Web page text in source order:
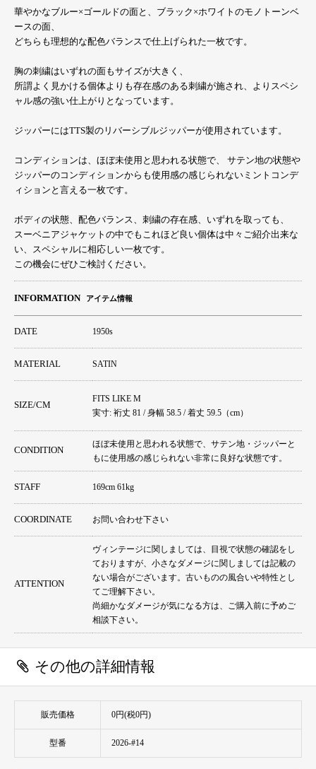
華やかなブルー×ゴールドの面と、ブラック×ホワイトのモノトーンベ
ースの面、
どちらも理想的な配色バランスで仕上げられた一枚です。
胸の刺繍はいずれの面もサイズが大きく、
所謂よく見かける個体よりも存在感のある刺繍が施され、よりスペシ
ャル感の強い仕上がりとなっています。
ジッパーにはTTS製のリバーシブルジッパーが使用されています。
コンディションは、ほぼ未使用と思われる状態で、 サテン地の状態や
ジッパーのコンディションからも使用感の感じられないミントコンデ
ィションと言える一枚です。
ボディの状態、配色バランス、刺繍の存在感、いずれを取っても、
スーベニアジャケットの中でもこれほど良い個体は中々ご紹介出来な
い、スペシャルに相応しい一枚です。
この機会にぜひご検討ください。
INFORMATION アイテム情報
DATE 1950s
MATERIAL SATIN
SIZE/CM
FITS LIKE M
実寸: 裄丈 81 / 身幅 58.5 / 着丈 59.5（cm）
CONDITION
ほぼ未使用と思われる状態で、サテン地・ジッパーと
もに使用感の感じられない非常に良好な状態です。
STAFF 169cm 61kg
COORDINATE お問い合わせ下さい
ATTENTION
ヴィンテージに関しましては、目視で状態の確認をし
ておりますが、小さなダメージに関しましては記載の
ない場合がございます。古いものの風合いや特性とし
てご理解下さい。
尚細かなダメージが気になる方は、ご購入前に予めご
相談下さい。
その他の詳細情報
販売価格 0円(税0円)
型番 2026-#14